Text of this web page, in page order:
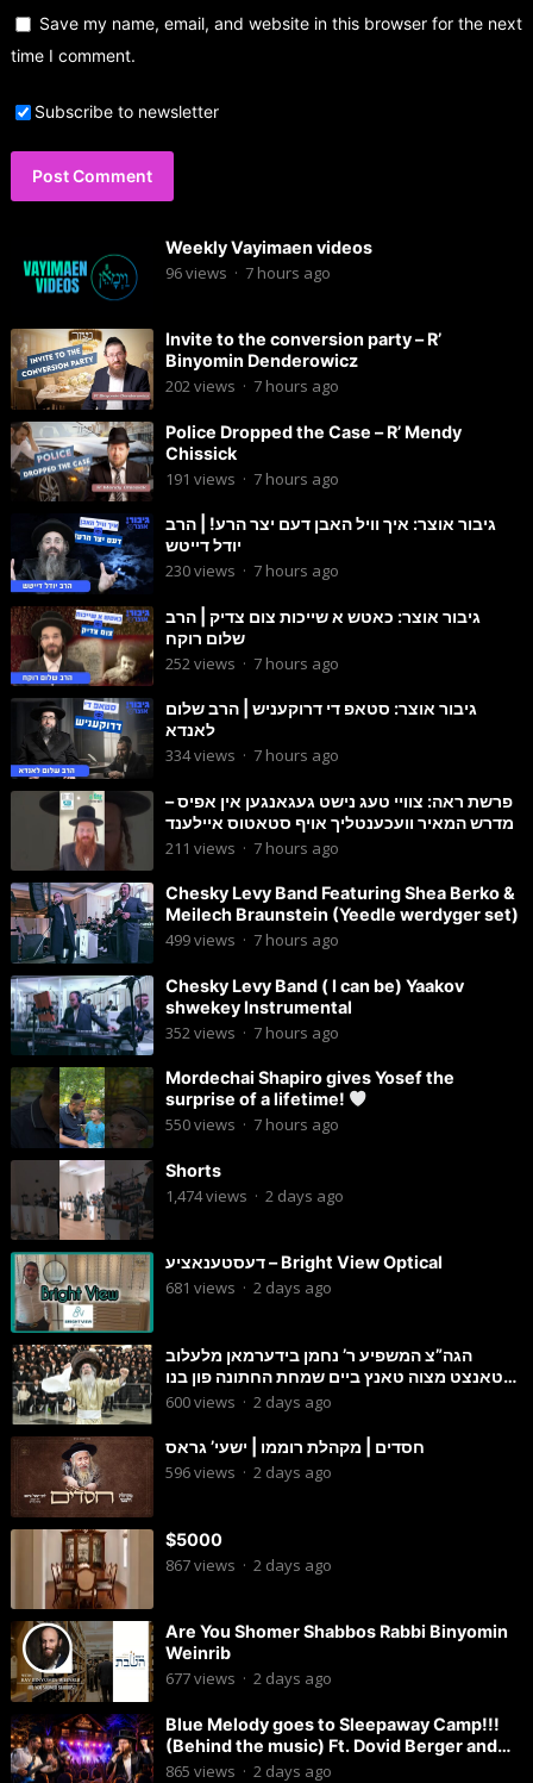
Save my name, email, and website in this browser for the next
time I comment.
Subscribe to newsletter
Weekly Vayimaen videos
96views · 7 hours ago
Invite to the conversion party – R’
Binyomin Denderowicz
202views · 7 hours ago
Police Dropped the Case – R’ Mendy
Chissick
191 views · 7 hours ago
גיבור אוצר: איך וויל האבן דעם יצר הרע! | הרב
יודל דייטש
230views · 7 hours ago
גיבור אוצר: כאטש א שייכות צום צדיק | הרב
שלום רוקח
252views · 7 hours ago
גיבור אוצר: סטאפ די דרוקעניש | הרב שלום
לאנדא
334views · 7 hours ago
פרשת ראה: צוויי טעג נישט געגאנגען אין אפיס –
מדרש המאיר וועכענטליך אויף סטאטוס איילענד
211 views · 7 hours ago
Chesky Levy Band Featuring Shea Berko &
Meilech Braunstein (Yeedle werdyger set)
499views · 7 hours ago
Chesky Levy Band ( I can be) Yaakov
shwekey Instrumental
352views · 7 hours ago
Mordechai Shapiro gives Yosef the
surprise of a lifetime!
550views · 7 hours ago
Shorts
1,474views · 2 days ago
דעסטענאציע – Bright View Optical
681 views · 2 days ago
הגה”צ המשפיע ר’ נחמן בידערמאן מלעלוב
טאנצט מצוה טאנץ ביים שמחת החתונה פון בנו
החתן
600views · 2 days ago
חסדים | מקהלת רוממו | ישעי’ גראס
596views · 2 days ago
$5000
867views · 2 days ago
Are You Shomer Shabbos Rabbi Binyomin
Weinrib
677views · 2 days ago
Blue Melody goes to Sleepaway Camp!!!
(Behind the music) Ft. Dovid Berger and
Chaim Brown
865 views · 2 days ago